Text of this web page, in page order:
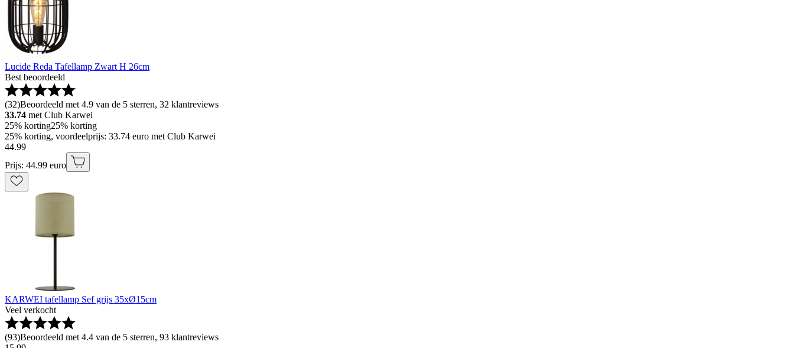
Lucide Reda Tafellamp Zwart H 26cm
Best beoordeeld
(32)Beoordeeld met 4.9 van de 5 sterren, 32 klantreviews
33.74 met Club Karwei
25% korting25% korting
25% korting, voordeelprijs: 33.74 euro met Club Karwei
44.99
Prijs: 44.99 euro
KARWEI tafellamp Sef grijs 35xØ15cm
Veel verkocht
(93)Beoordeeld met 4.4 van de 5 sterren, 93 klantreviews